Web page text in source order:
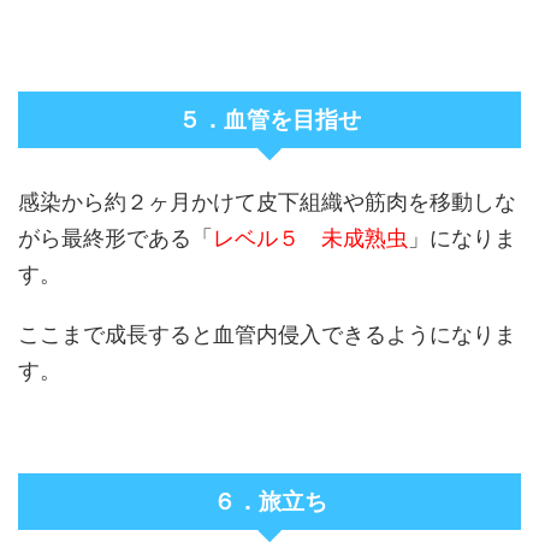
５．血管を目指せ
感染から約２ヶ月かけて皮下組織や筋肉を移動しな
がら最終形である「レベル５ 未成熟虫 」になりま
す。
ここまで成長すると血管内侵入できるようになりま
す。
６．旅立ち